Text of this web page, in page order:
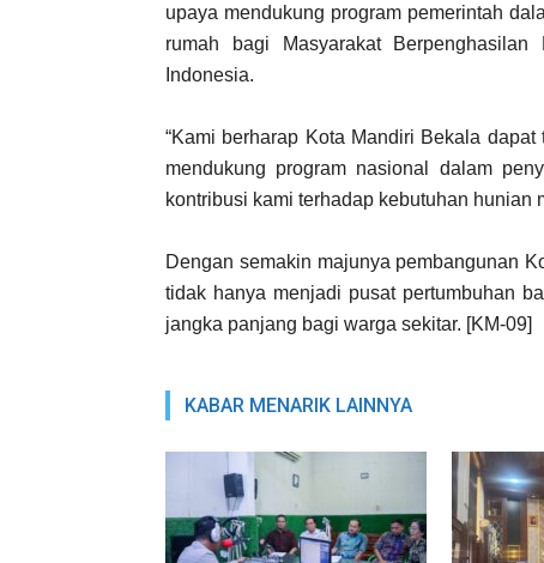
upaya mendukung program pemerintah
rumah bagi Masyarakat
Indonesia.
“Kami berharap Kota Mandiri Bekala
mendukung program nasional dalam
kontribusi kami terhadap kebutuhan hunian
Dengan semakin majunya pembangunan
tidak hanya menjadi pusat pertumbuhan
jangka panjang bagi warga sekitar. [KM-09]
KABAR MENARIK LAINNYA